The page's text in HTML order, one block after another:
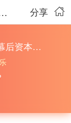
分享
了幕后资本之王！
重生后，我成为了幕后资本之王！